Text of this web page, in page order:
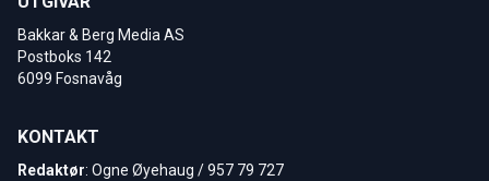
Bakkar & Berg Media AS
Postboks 142
6099 Fosnavåg
KONTAKT
Redaktør: Ogne Øyehaug / 957 79 727